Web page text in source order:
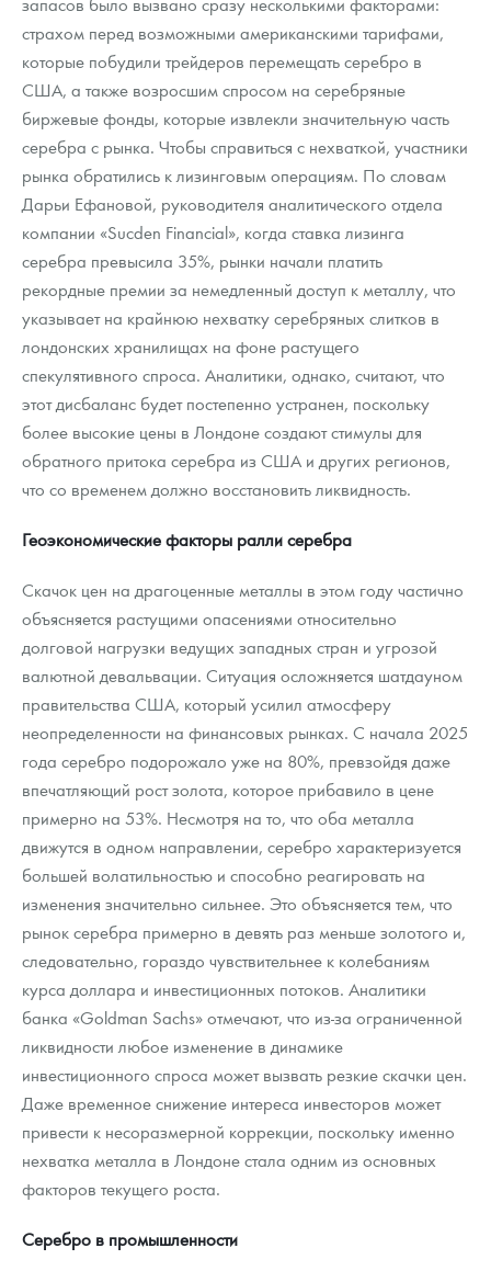
страхом перед возможными американскими тарифами,
которые побудили трейдеров перемещать серебро в
США, а также возросшим спросом на серебряные
биржевые фонды, которые извлекли значительную часть
серебра с рынка. Чтобы справиться с нехваткой, участники
рынка обратились к лизинговым операциям. По словам
Дарьи Ефановой, руководителя аналитического отдела
компании «Sucden Financial», когда ставка лизинга
серебра превысила 35%, рынки начали платить
рекордные премии за немедленный доступ к металлу, что
указывает на крайнюю нехватку серебряных слитков в
лондонских хранилищах на фоне растущего
спекулятивного спроса. Аналитики, однако, считают, что
этот дисбаланс будет постепенно устранен, поскольку
более высокие цены в Лондоне создают стимулы для
обратного притока серебра из США и других регионов,
что со временем должно восстановить ликвидность.
Геоэкономические факторы ралли серебра
Скачок цен на драгоценные металлы в этом году частично
объясняется растущими опасениями относительно
долговой нагрузки ведущих западных стран и угрозой
валютной девальвации. Ситуация осложняется шатдауном
правительства США, который усилил атмосферу
неопределенности на финансовых рынках. С начала 2025
года серебро подорожало уже на 80%, превзойдя даже
впечатляющий рост золота, которое прибавило в цене
примерно на 53%. Несмотря на то, что оба металла
движутся в одном направлении, серебро характеризуется
большей волатильностью и способно реагировать на
изменения значительно сильнее. Это объясняется тем, что
рынок серебра примерно в девять раз меньше золотого и,
следовательно, гораздо чувствительнее к колебаниям
курса доллара и инвестиционных потоков. Аналитики
банка «Goldman Sachs» отмечают, что из-за ограниченной
ликвидности любое изменение в динамике
инвестиционного спроса может вызвать резкие скачки цен.
Даже временное снижение интереса инвесторов может
привести к несоразмерной коррекции, поскольку именно
нехватка металла в Лондоне стала одним из основных
факторов текущего роста.
Серебро в промышленности